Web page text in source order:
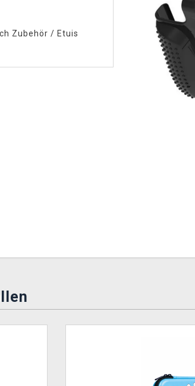
Zubehör / Etuis